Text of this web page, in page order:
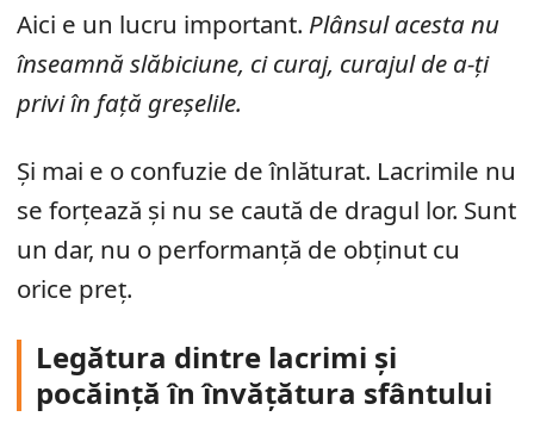
Aici e un lucru important. Plânsul acesta nu
înseamnă slăbiciune, ci curaj, curajul de a-ți
privi în față greșelile.
Și mai e o confuzie de înlăturat. Lacrimile nu
se forțează și nu se caută de dragul lor. Sunt
un dar, nu o performanță de obținut cu
orice preț.
Legătura dintre lacrimi și
pocăință în învățătura sfântului